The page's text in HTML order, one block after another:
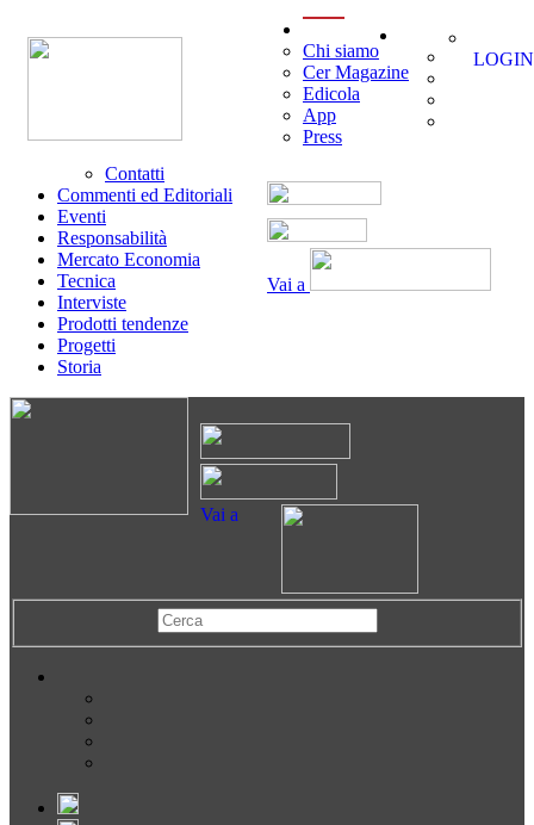
Vai a
Chi siamo
Cer Magazine
Edicola
App
Press
Contatti
Commenti ed Editoriali
Eventi
Responsabilità
Mercato Economia
Tecnica
Interviste
Prodotti tendenze
Progetti
Storia
LOGIN
Vai a